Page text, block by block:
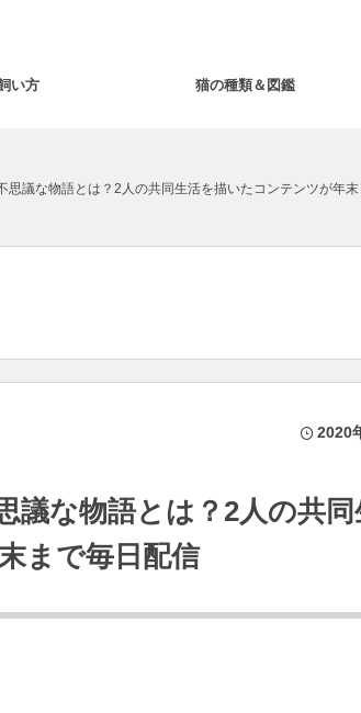
い方 猫の種類＆図鑑
思議な物語とは？2人の共同生活を描いたコンテンツが年
2020
議な物語とは？2人の共同
まで毎日配信